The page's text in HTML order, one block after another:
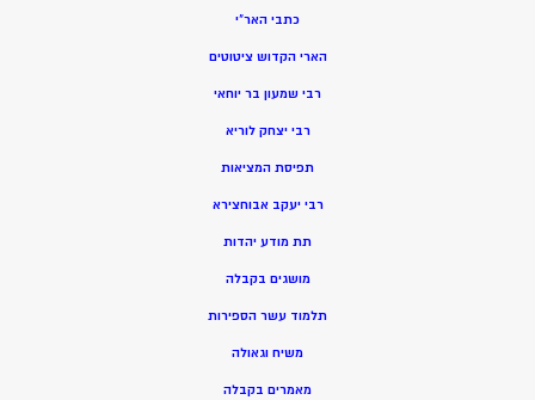
כתבי האר”י
הארי הקדוש ציטוטים
רבי שמעון בר יוחאי
רבי יצחק לוריא
תפיסת המציאות
רבי יעקב אבוחצירא
תת מודע יהדות
מושגים בקבלה
תלמוד עשר הספירות
משיח וגאולה
מאמרים בקבלה